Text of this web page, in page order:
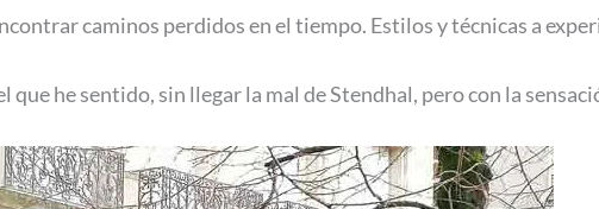
caminos perdidos en el tiempo. Estilos y técnicas a
que he sentido, sin llegar la mal de Stendhal, pero con la